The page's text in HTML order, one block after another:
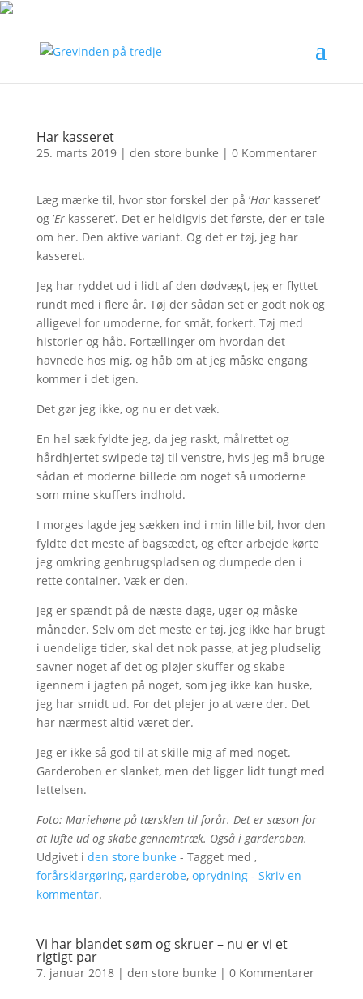
Har kasseret
25. marts 2019| den store bunke | 0 Kommentarer
Læg mærke til, hvor stor forskel der på ’Har kasseret’
og ’Erkasseret’. Det er heldigvis det første, der er tale
om her. Den aktive variant. Og det er tøj, jeg har
kasseret.
Jeg har ryddet ud i lidt af den dødvægt, jeg er flyttet
rundt med i flere år. Tøj der sådan set er godt nok og
alligevel for umoderne, for småt, forkert. Tøj med
historier og håb. Fortællinger om hvordan det
havnede hos mig, og håb om at jeg måske engang
kommer i det igen.
Det gør jeg ikke, og nu er det væk.
En hel sæk fyldte jeg, da jeg raskt, målrettet og
hårdhjertet swipede tøj til venstre, hvis jeg må bruge
sådan et moderne billede om noget så umoderne
som mine skuffers indhold.
I morges lagde jeg sækken ind i min lille bil, hvor den
fyldte det meste af bagsædet, og efter arbejde kørte
jeg omkring genbrugspladsen og dumpede den i
rette container. Væk er den.
Jeg er spændt på de næste dage, uger og måske
måneder. Selv om det meste er tøj, jeg ikke har brugt
i uendelige tider, skal det nok passe, at jeg pludselig
savner noget af det og pløjer skuffer og skabe
igennem i jagten på noget, som jeg ikke kan huske,
jeg har smidt ud. For det plejer jo at være der. Det
har nærmest altid været der.
Jeg er ikke så god til at skille mig af med noget.
Garderoben er slanket, men det ligger lidt tungt med
lettelsen.
Foto: Mariehøne på tærsklen til forår. Det er sæson for
at lufte ud og skabe gennemtræk. Også i garderoben.
Udgivet i den store bunke - Tagget med ,
forårsklargøring, garderobe, oprydning- Skriv en
kommentar.
Vi har blandet søm og skruer – nu er vi et
rigtigt par
7. januar 2018| den store bunke | 0 Kommentarer